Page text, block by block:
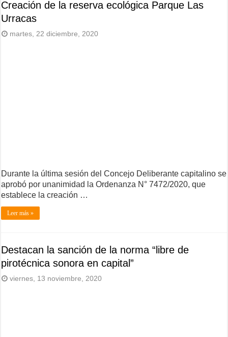
Creación de la reserva ecológica Parque Las
Urracas
martes, 22 diciembre, 2020
Durante la última sesión del Concejo Deliberante capitalino se
aprobó por unanimidad la Ordenanza N° 7472/2020, que
establece la creación …
Leer más »
Destacan la sanción de la norma “libre de
pirotécnica sonora en capital”
viernes, 13 noviembre, 2020